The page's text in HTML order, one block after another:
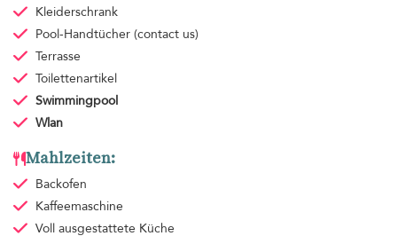
Kleiderschrank
Pool-Handtücher (contact us)
Terrasse
Toilettenartikel
Swimmingpool
Wlan
Mahlzeiten:
Backofen
Kaffeemaschine
Voll ausgestattete Küche